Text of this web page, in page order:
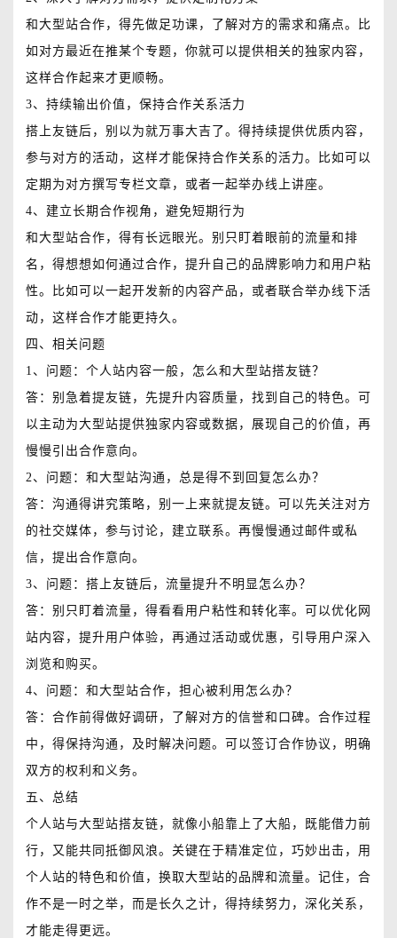
和大型站合作，得先做足功课，了解对方的需求和痛点。比
如对方最近在推某个专题，你就可以提供相关的独家内容，
这样合作起来才更顺畅。
3、持续输出价值，保持合作关系活力
搭上友链后，别以为就万事大吉了。得持续提供优质内容，
参与对方的活动，这样才能保持合作关系的活力。比如可以
定期为对方撰写专栏文章，或者一起举办线上讲座。
4、建立长期合作视角，避免短期行为
和大型站合作，得有长远眼光。别只盯着眼前的流量和排
名，得想想如何通过合作，提升自己的品牌影响力和用户粘
性。比如可以一起开发新的内容产品，或者联合举办线下活
动，这样合作才能更持久。
四、相关问题
1、问题：个人站内容一般，怎么和大型站搭友链？
答：别急着提友链，先提升内容质量，找到自己的特色。可
以主动为大型站提供独家内容或数据，展现自己的价值，再
慢慢引出合作意向。
2、问题：和大型站沟通，总是得不到回复怎么办？
答：沟通得讲究策略，别一上来就提友链。可以先关注对方
的社交媒体，参与讨论，建立联系。再慢慢通过邮件或私
信，提出合作意向。
3、问题：搭上友链后，流量提升不明显怎么办？
答：别只盯着流量，得看看用户粘性和转化率。可以优化网
站内容，提升用户体验，再通过活动或优惠，引导用户深入
浏览和购买。
4、问题：和大型站合作，担心被利用怎么办？
答：合作前得做好调研，了解对方的信誉和口碑。合作过程
中，得保持沟通，及时解决问题。可以签订合作协议，明确
双方的权利和义务。
五、总结
个人站与大型站搭友链，就像小船靠上了大船，既能借力前
行，又能共同抵御风浪。关键在于精准定位，巧妙出击，用
个人站的特色和价值，换取大型站的品牌和流量。记住，合
作不是一时之举，而是长久之计，得持续努力，深化关系，
才能走得更远。